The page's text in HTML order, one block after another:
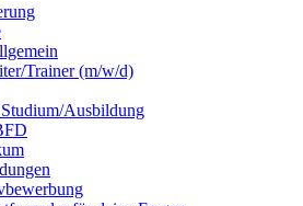
Trainer (m/w/d)
Ausbildung